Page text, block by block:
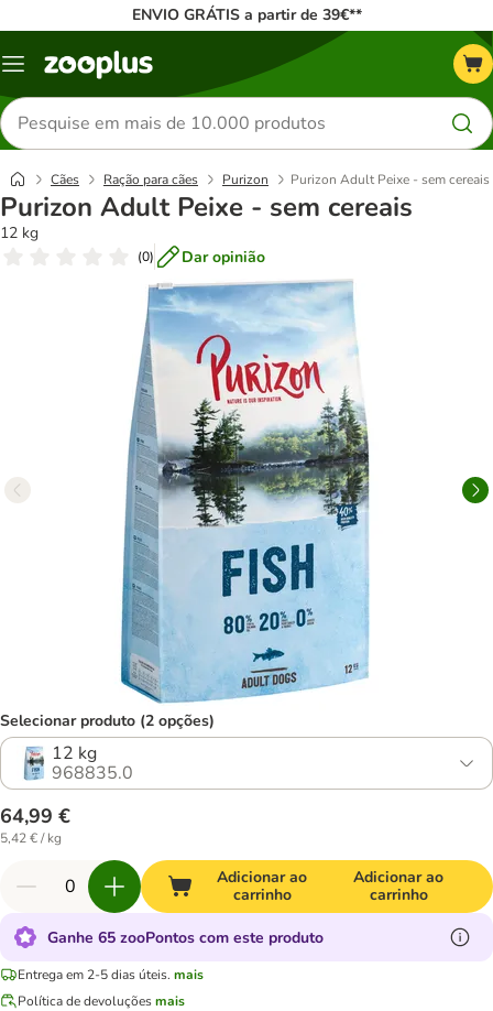
ENVIO GRÁTIS a partir de 39€**
Menu
Pesquisar
produtos
Cães Ração para cães Purizon Purizon Adult Peixe - sem cereais
Purizon Adult Peixe - sem cereais
12 kg
(0) Dar opinião
Selecionar produto (2 opções)
12 kg
968835.0
64,99 €
5,42 € / kg
Adicionar ao
carrinho
Adicionar ao
carrinho
Ganhe 65 zooPontos com este produto
Entrega em 2-5 dias úteis. mais
Política de devoluçõesmais